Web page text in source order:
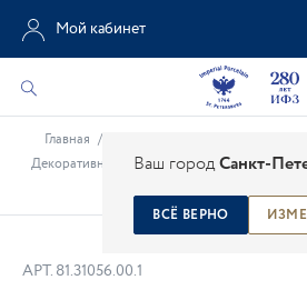
Ваш городСанкт-
ВСЁ ВЕРНО
Мой кабинет
Главная /
Декоративная тарелка 195 мм форма
АРТ. 81.31056.00.1